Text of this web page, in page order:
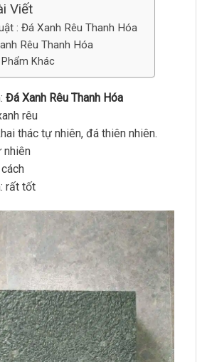
Viết
: Đá Xanh Rêu Thanh Hóa
Rêu Thanh Hóa
Khác
Đá Xanh Rêu Thanh Hóa
rêu
thác tự nhiên, đá thiên nhiên.
nhiên
rất tốt